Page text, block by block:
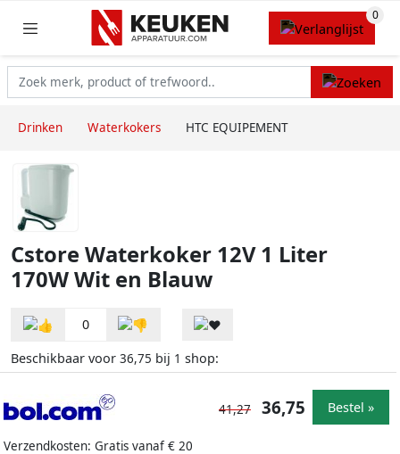
Drinken Waterkokers HTC EQUIPEMENT
Cstore Waterkoker 12V 1 Liter
170W Wit en Blauw
0
Beschikbaar voor 36,75 bij 1 shop:
Verzendkosten: Gratis vanaf € 20
41,27 36,75 Bestel »